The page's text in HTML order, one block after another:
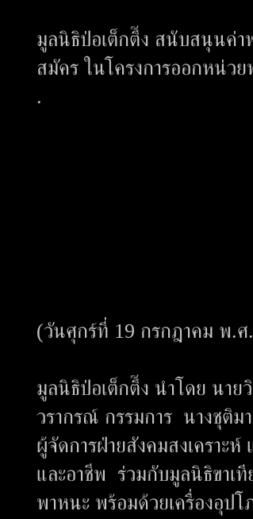
มูลนิธิป่อเต็กตึ๊ง สนับสนุนค่า
สมัคร ในโครงการออกหน่ว
.
(วันศุกร์ที่ 19 กรกฎาคม พ.ศ
มูลนิธิป่อเต็กตึ๊ง นำโดย นาย
วรากรณ์ กรรมการ นางชุติ
ผู้จัดการฝ่ายสังคมสงเคราะ
และอาชีพ ร่วมกับมูลนิธิขาเ
พาหนะ พร้อมด้วยเครื่องอุป